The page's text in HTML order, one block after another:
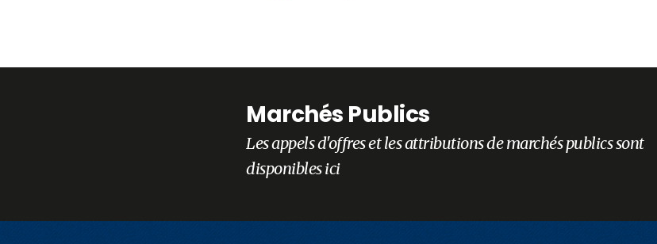
Marchés Publics
Les appels d'offres et les attributions de marchés publics sont
disponibles ici